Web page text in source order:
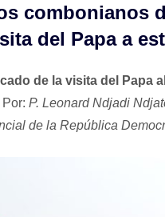
combonianos
del Papa a
de la visita del Papa
Por: P. Leonard Ndjadi
de la República